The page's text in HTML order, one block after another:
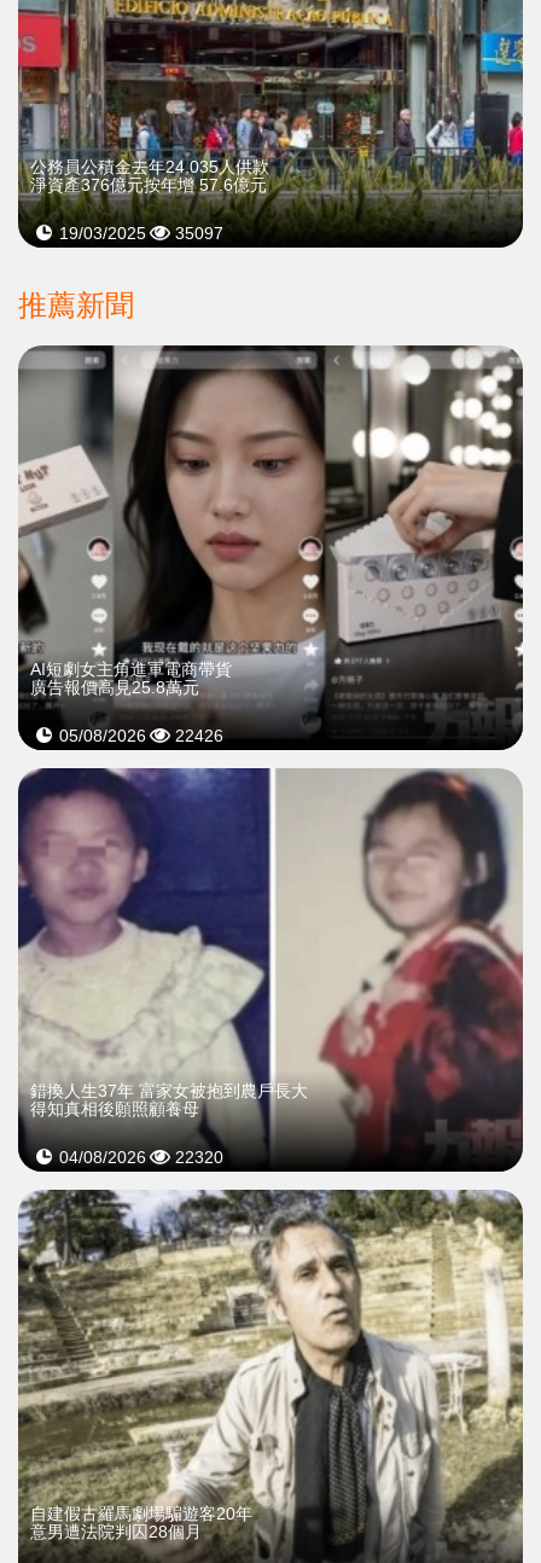
公務員公積金去年24,035人供款
淨資產376億元按年增 57.6億元
19/03/2025 35097
推薦新聞
AI短劇女主角進軍電商帶貨
廣告報價高見25.8萬元
05/08/2026 22426
錯換人生37年 富家女被抱到農戶長大
得知真相後願照顧養母
04/08/2026 22320
自建假古羅馬劇場騙遊客20年
意男遭法院判囚28個月